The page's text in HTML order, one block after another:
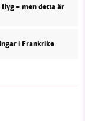
– men detta är
i Frankrike